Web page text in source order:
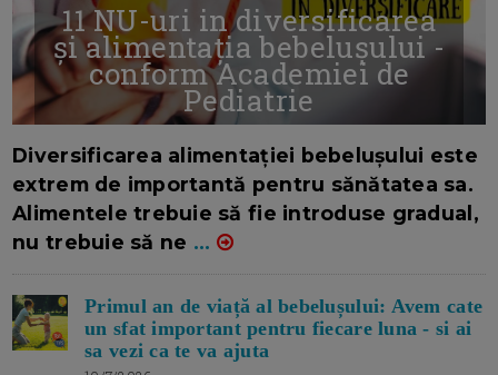
11 NU-uri in diversificarea
și alimentația bebelușului -
conform Academiei de
Pediatrie
Diversificarea alimentației bebelușului este
extrem de importantă pentru sănătatea sa.
Alimentele trebuie să fie introduse gradual,
nu trebuie să ne ...
Primul an de viață al bebelușului: Avem cate
un sfat important pentru fiecare luna - si ai
sa vezi ca te va ajuta